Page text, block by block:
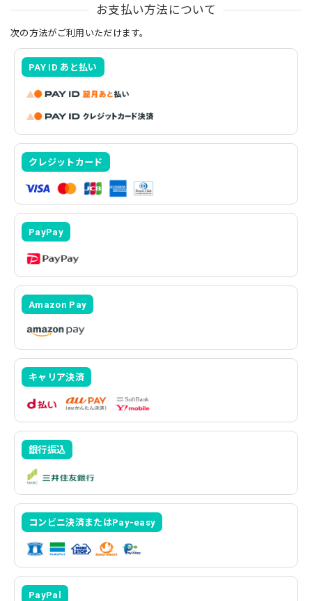
お支払い方法について
次の方法がご利用いただけます。
PAY ID あと払い
クレジットカード
PayPay
Amazon Pay
キャリア決済
銀行振込
コンビニ決済またはPay-easy
PayPal